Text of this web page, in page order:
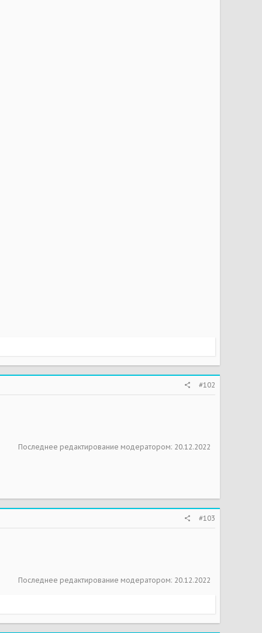
#102
Последнее редактирование модератором: 20.12.2022
#103
Последнее редактирование модератором: 20.12.2022